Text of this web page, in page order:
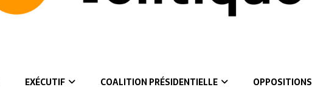
EXÉCUTIF COALITION PRÉSIDENTIELLE OPPOSITIONS